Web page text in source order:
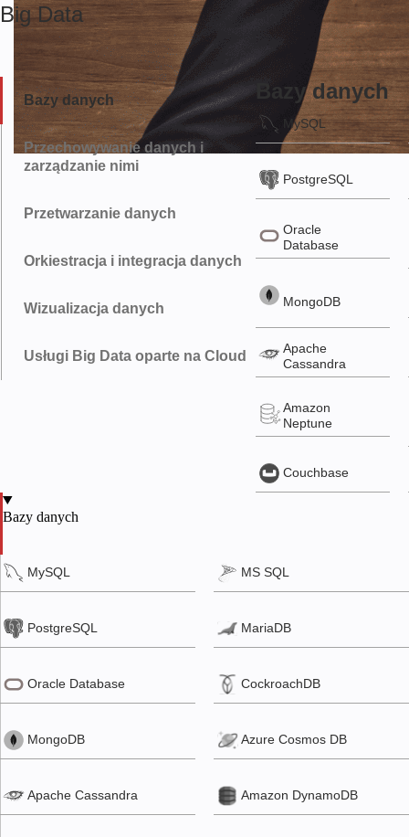
Big Data
Bazy danych
Przechowywanie danych i
zarządzanie nimi
Przetwarzanie danych
Orkiestracja i integracja danych
Wizualizacja danych
Usługi Big Data oparte na Cloud
Bazy danych
MySQL
PostgreSQL
Oracle
Database
MongoDB
Apache
Cassandra
Amazon
Neptune
Couchbase
Rozproszony
plików
Amazon S3
Spark
Apache
Amazon
GCP
Apache
Azure
Factory
DBT
Dremio
Tableau
Amazon
Services
Microsoft
Bazy danych
MySQL MS SQL
PostgreSQL MariaDB
Oracle Database CockroachDB
MongoDB Azure Cosmos DB
Apache Cassandra Amazon DynamoDB